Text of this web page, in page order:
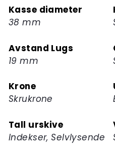
ventelisten
for
produktet
Kasse diameter
38 mm
Avstand Lugs
19 mm
Krone
Skrukrone
Tall urskive
Indekser, Selvlysende